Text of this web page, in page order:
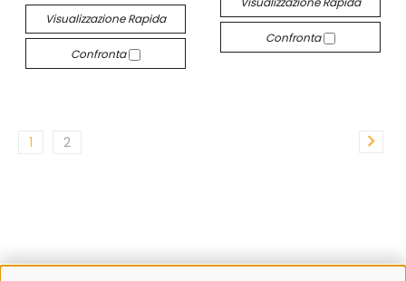
Visualizzazione Rapida
Confronta
Confronta
1 2